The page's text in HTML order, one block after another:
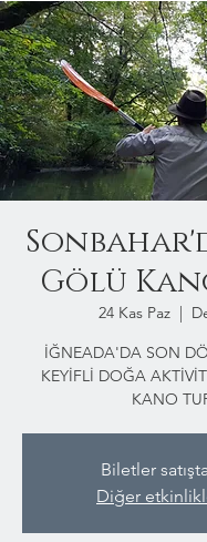
Gölü
24 Kas Paz
  |
İĞNEADA'DA SON
KEYİFLİ DOĞA
KANO
Biletler
Diğer